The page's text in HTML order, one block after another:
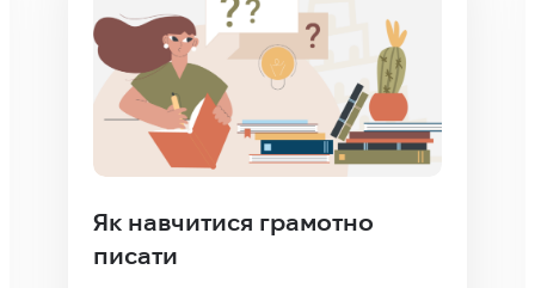
Як навчитися грамотно
писати